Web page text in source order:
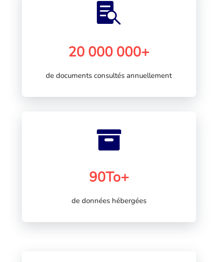

20 000 000+
de documents consultés annuellement

90To+
de données hébergées